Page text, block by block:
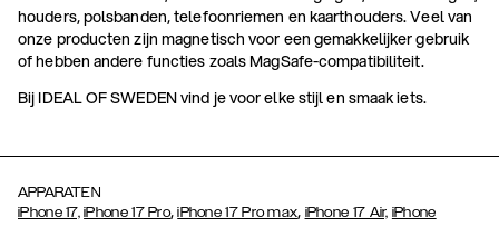
houders, polsbanden, telefoonriemen en kaarthouders. Veel van
onze producten zijn magnetisch voor een gemakkelijker gebruik
of hebben andere functies zoals MagSafe-compatibiliteit.
Bij IDEAL OF SWEDEN vind je voor elke stijl en smaak iets.
APPARATEN
iPhone 17, iPhone 17 Pro,iPhone 17 Pro max, iPhone 17 Air, iPhone